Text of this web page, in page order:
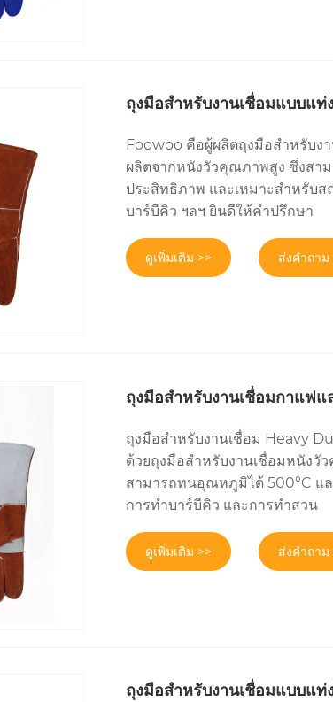
ถุงมือสำหรับงานเชื่อมแบบแ
Foowoo คือผู้ผลิตถุงมือสำหรับ
ผลิตจากหนังวัวคุณภาพสูง ซึ่งสา
ประสิทธิภาพ และเหมาะสำหรับส
บาร์บีคิว ฯลฯ ยินดีให้คำปรึกษา
ดูเพิ่มเติม >> ส่งคำถาม
ถุงมือสำหรับงานเชื่อมกาแฟแ
ถุงมือสำหรับงานเชื่อม Heavy
ด้วยถุงมือสำหรับงานเชื่อมหนัง
สามารถทนอุณหภูมิได้ 500°C แล
การทำบาร์บีคิว และการทำสวน
ดูเพิ่มเติม >> ส่งคำถาม
ถุงมือสำหรับงานเชื่อมแบบแ